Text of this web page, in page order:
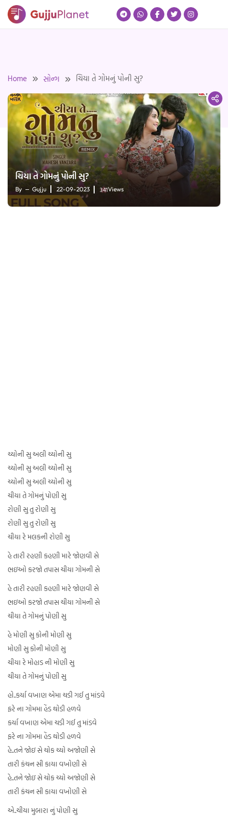
Skip
Home સોન્ગ ચિયા તે ગોમનું પોની સુ?
ચિયા તે ગોમનું પોની સુ?
By Gujju 22-09-2023 341Views
ચ્યોની સુ અલી ચ્યોની સુ
ચ્યોની સુ અલી ચ્યોની સુ
ચ્યોની સુ અલી ચ્યોની સુ
ચીયા તે ગોમનું પોણી સુ
રોણી સુ તુ રોણી સુ
રોણી સુ તુ રોણી સુ
ચીયા રે મલકની રોણી સુ
હે તારી રહણી કહણી મારે જોણવી સે
ભઇઓ કરજો તપાસ ચીયા ગોમની સે
હે તારી રહણી કહણી મારે જોણવી સે
ભઇઓ કરજો તપાસ ચીયા ગોમની સે
ચીયા તે ગોમનું પોણી સુ
હે મોણી સુ કોની મોણી સુ
મોણી સુ કોની મોણી સુ
ચીયા રે મોહાડ ની મોણી સુ
ચીયા તે ગોમનું પોણી સુ
હો..કર્યા વખાણ એમા ચડી ગઈ તુ માંડવે
ફરે ના ગોમમા હેંડ થોડી હળવે
કર્યા વખાણ એમા ચડી ગઈ તુ માંડવે
ફરે ના ગોમમા હેંડ થોડી હળવે
હે..તને જોઇ સે ચોક ચ્યો અજોણી સે
તારી કંચન સી કાયા વખોણી સે
હે..તને જોઇ સે ચોક ચ્યો અજોણી સે
તારી કંચન સી કાયા વખોણી સે
એ..ચીયા મુબારા નું પોણી સુ